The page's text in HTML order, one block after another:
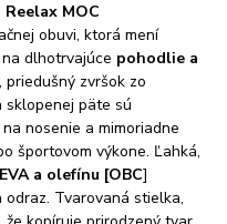
MOC
obuvi, ktorá mení
dlhotrvajúce pohodlie a
priedušný zvršok zo
päte sú
nosenie a mimoriadne
športovom výkone. Ľahká,
EVA a olefínu [OBC]
Tvarovaná stielka,